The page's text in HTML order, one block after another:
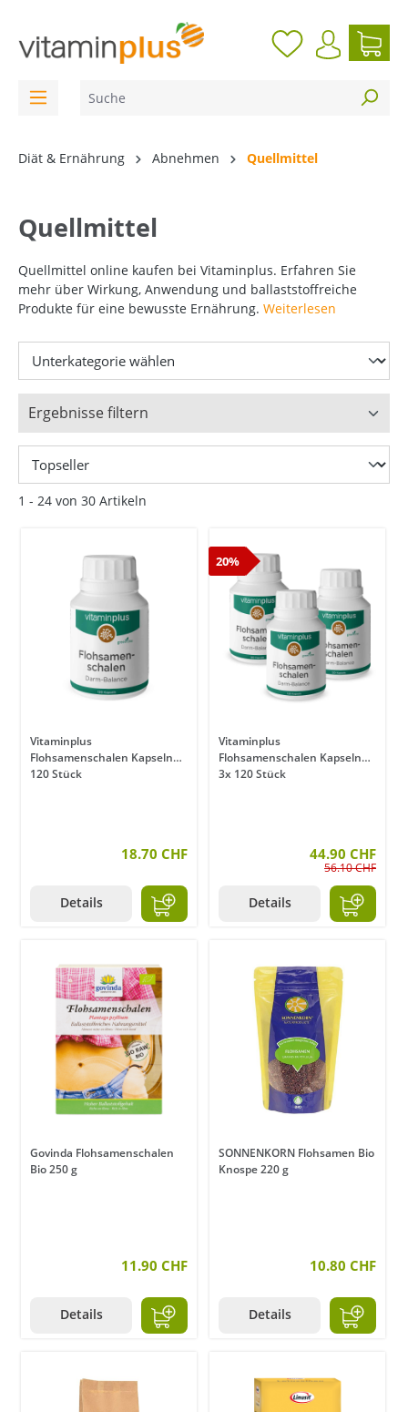
Diät & Ernährung Abnehmen Quellmittel
Quellmittel
Quellmittel online kaufen bei Vitaminplus. Erfahren Sie
mehr über Wirkung, Anwendung und ballaststoffreiche
Produkte für eine bewusste Ernährung. Weiterlesen
Ergebnisse filtern
1 - 24 von 30 Artikeln
Vitaminplus
Flohsamenschalen Kapseln
120 Stück
18.70 CHF
Details
20%
Vitaminplus
Flohsamenschalen Kapseln
3x 120 Stück
44.90 CHF
56.10 CHF
Details
Govinda Flohsamenschalen
Bio 250 g
11.90 CHF
Details
SONNENKORN Flohsamen Bio
Knospe 220 g
10.80 CHF
Details